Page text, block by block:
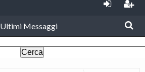
Ultimi Messaggi